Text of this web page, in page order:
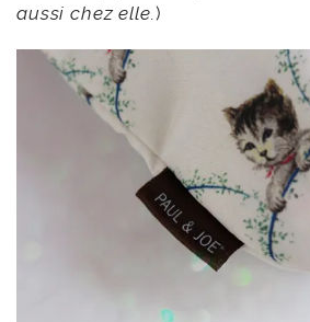
aussi chez elle. )